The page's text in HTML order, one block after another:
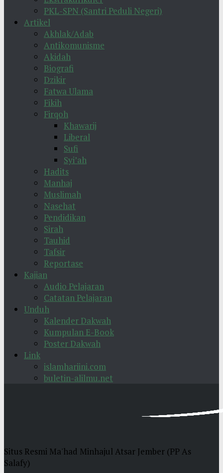
PKL-SPN (Santri Peduli Negeri)
Artikel
Akhlak/Adab
Antikomunisme
Akidah
Biografi
Dzikir
Fatwa Ulama
Fikih
Firqoh
Khawarij
Liberal
Sufi
Syi’ah
Hadits
Manhaj
Muslimah
Nasehat
Pendidikan
Sirah
Tauhid
Tafsir
Reportase
Kajian
Audio Pelajaran
Catatan Pelajaran
Unduh
Kalender Dakwah
Kumpulan E-Book
Poster Dakwah
Link
islamhariini.com
buletin-alilmu.net
Situs Resmi Ma'had Minhajul Atsar Jember (PP As
Salafy)